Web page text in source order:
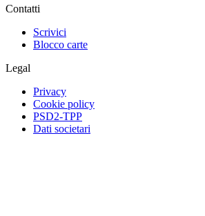
Contatti
Scrivici
Blocco carte
Legal
Privacy
Cookie policy
PSD2-TPP
Dati societari